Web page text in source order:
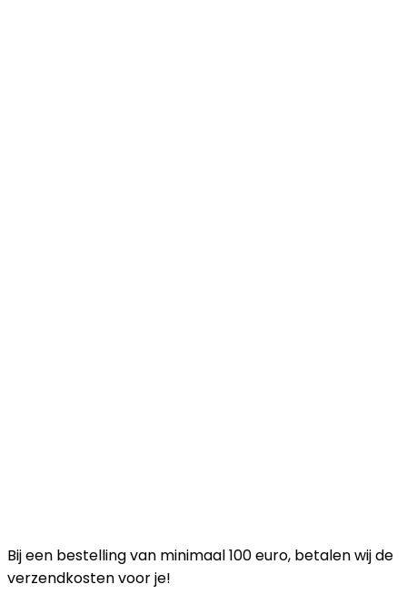
Bij een bestelling van minimaal 100 euro, betalen wij de
verzendkosten voor je!